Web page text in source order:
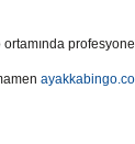
Toptan
kadın/bayan